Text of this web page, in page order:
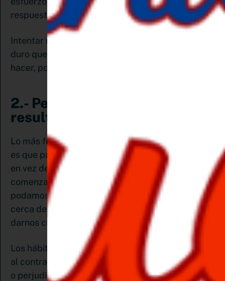
respuestas ante determinadas situaciones.
Intentar romper con esta inercia es un trabajo
duro que nuestro cerebro no está dispuesto a
hacer, por eso cuesta cambiar hábitos.
2.- Pequeños cambios logran
resultados extraordinarios
Lo más frustrante de plantearse cambiar hábitos
es que parece una tarea titánica, ¿verdad? Pero si
en vez de plantearnos hacer un cambio radical,
comenzamos con pequeñas acciones que
podamos sostener en el tiempo, estaremos más
cerca de conseguir nuestros objetivos y casi sin
darnos cuenta.
Los hábitos no pasan por nosotros sin impactar,
al contrario, se acumulan y pueden beneficiarnos
o perjudicarnos según sea el caso. Un cambio